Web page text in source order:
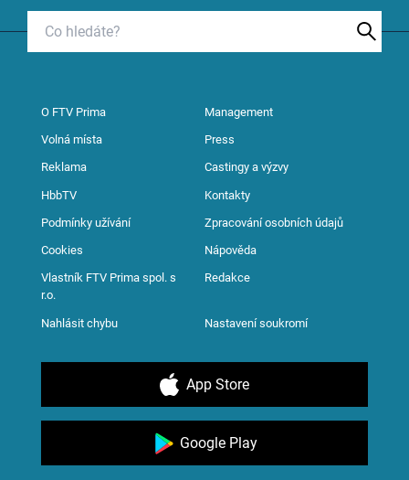
O FTV Prima Management
Volná místa Press
Reklama Castingy a výzvy
HbbTV Kontakty
Podmínky užívání Zpracování osobních údajů
Cookies Nápověda
Vlastník FTV Prima spol. s
r.o.
Redakce
Nahlásit chybu Nastavení soukromí
App Store
Google Play